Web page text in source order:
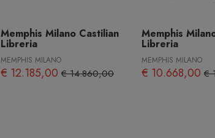
Memphis Milano Castilian
Libreria
MEMPHIS MILANO
€ 12.185,00 € 14.860,00
Memphis
Libreria
MEMPHIS MILANO
€ 10.668,00 €